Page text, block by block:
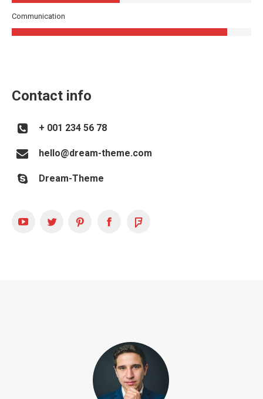
Communication
Contact info
+ 001 234 56 78
hello@dream-theme.com
Dream-Theme
YouTubeTwitterPinterestFacebookFoursquare